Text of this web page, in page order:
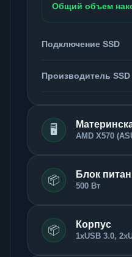
Общий объем
Подключение SSD
Производитель SSD
🖥️ AMD X570
📦 Блок
500 Вт
📦 Корпус
1xUSB 3.0,